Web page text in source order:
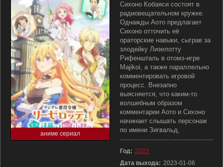
аниме сериал
Сихоно Кобаяси состоят в
радиовещательном кружке.
Однажды Аото предлагает
Сихоно отточить её
ораторские навыки, сыграв за
злодейку Лизелотту
Рифеншталь в отомэ-игре
Majikoi, а также параллельно
комментировать игровой
процесс. Внезапно
выясняется, что каким-то
волшебным образом
комментарии Аото и Сихоно
начинает слышать персонаж
по имени Зигвальд,
Год: 2023
Дата выхода: 2023-01-06